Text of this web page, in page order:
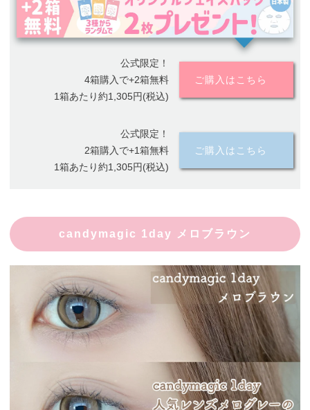
公式限定！
4箱購入で+2箱無料
1箱あたり約1,305円(税込)
ご購入はこちら
公式限定！
2箱購入で+1箱無料
1箱あたり約1,305円(税込)
ご購入はこちら
candymagic 1day メロブラウン